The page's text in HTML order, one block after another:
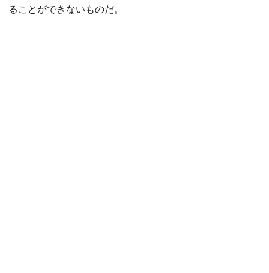
ることができないものだ。